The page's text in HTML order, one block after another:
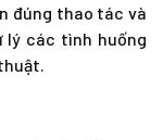
đúng thao tác và
lý các tình huống